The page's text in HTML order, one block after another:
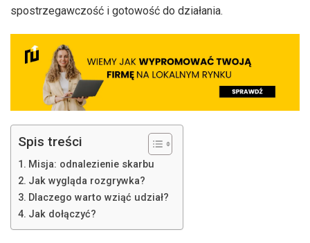
spostrzegawczość i gotowość do działania.
Spis treści
Misja: odnalezienie skarbu
Jak wygląda rozgrywka?
Dlaczego warto wziąć udział?
Jak dołączyć?